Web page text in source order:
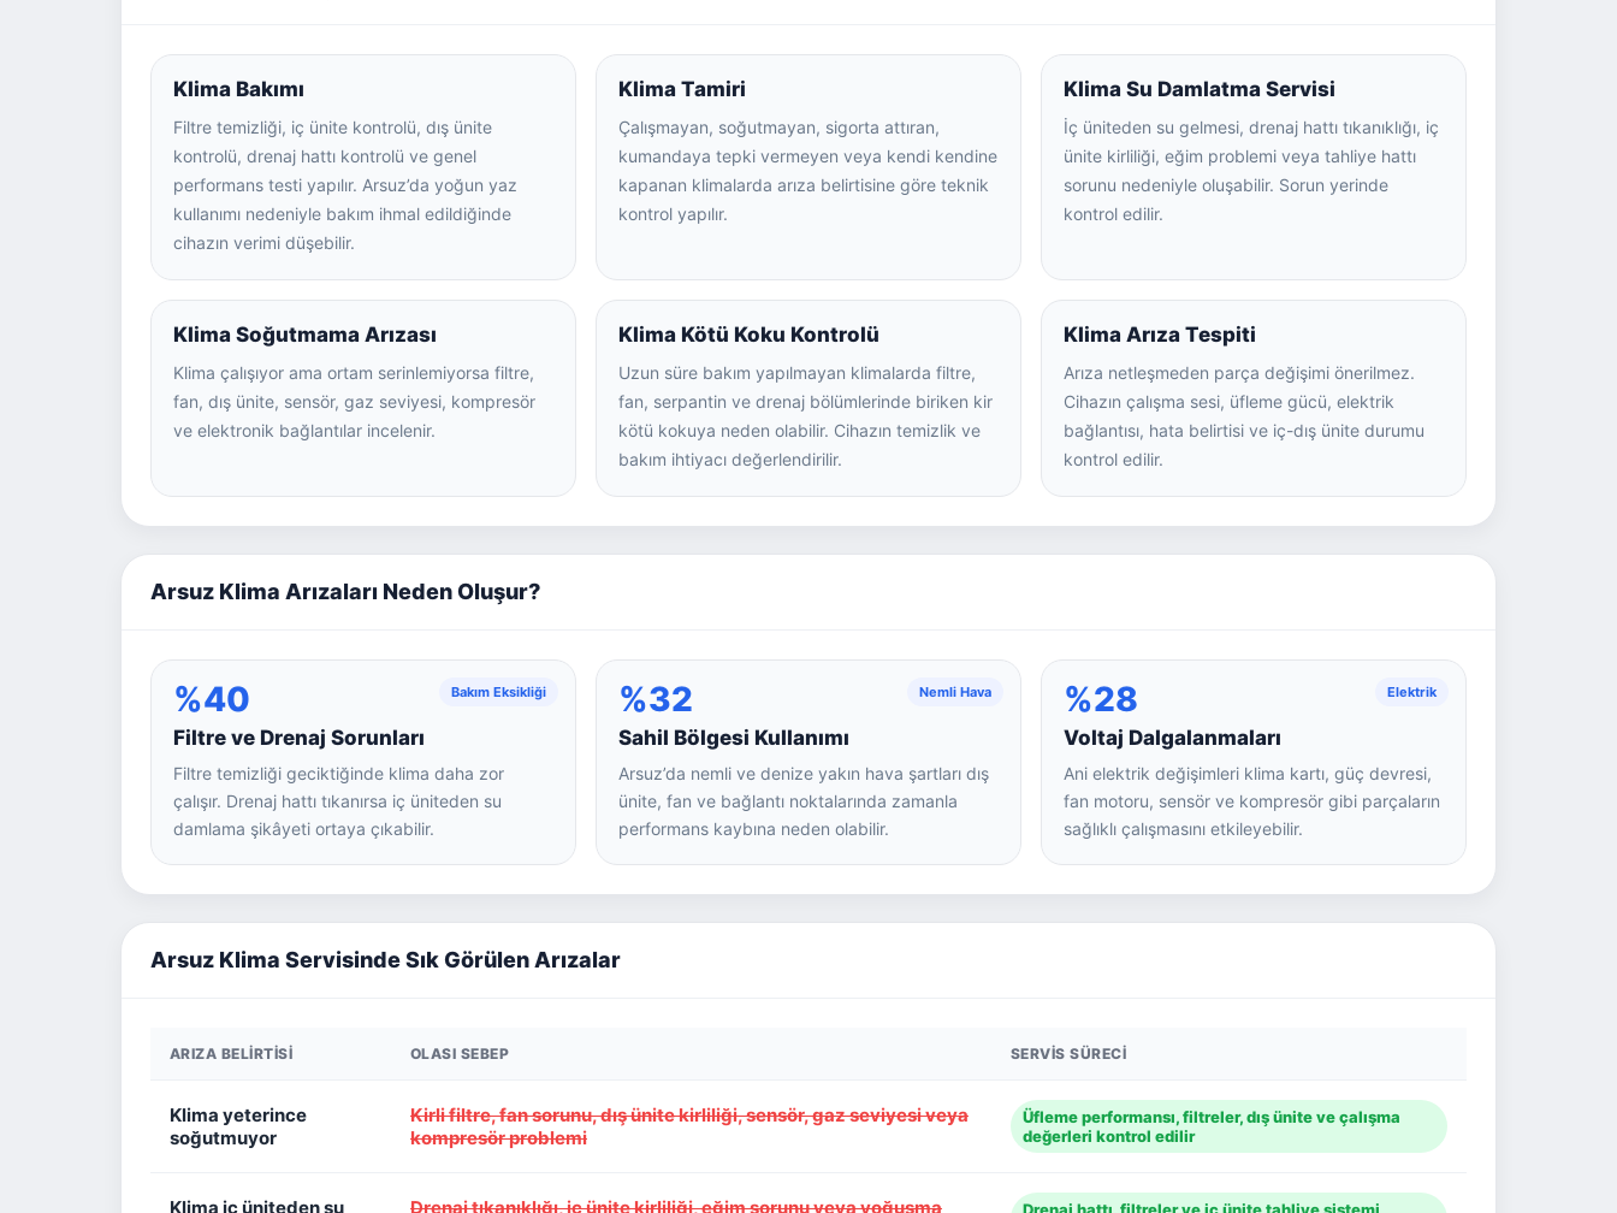
Klima Bakımı
Filtre temizliği, iç ünite kontrolü, dış ünite
kontrolü, drenaj hattı kontrolü ve genel
performans testi yapılır. Arsuz’da yoğun yaz
kullanımı nedeniyle bakım ihmal edildiğinde
cihazın verimi düşebilir.
Klima Tamiri
Çalışmayan, soğutmayan, sigorta attıran,
kumandaya tepki vermeyen veya kendi kendine
kapanan klimalarda arıza belirtisine göre teknik
kontrol yapılır.
Klima Su Damlatma Servisi
İç üniteden su gelmesi, drenaj hattı tıkanıklığı, iç
ünite kirliliği, eğim problemi veya tahliye hattı
sorunu nedeniyle oluşabilir. Sorun yerinde
kontrol edilir.
Klima Soğutmama Arızası
Klima çalışıyor ama ortam serinlemiyorsa filtre,
fan, dış ünite, sensör, gaz seviyesi, kompresör
ve elektronik bağlantılar incelenir.
Klima Kötü Koku Kontrolü
Uzun süre bakım yapılmayan klimalarda filtre,
fan, serpantin ve drenaj bölümlerinde biriken kir
kötü kokuya neden olabilir. Cihazın temizlik ve
bakım ihtiyacı değerlendirilir.
Klima Arıza Tespiti
Arıza netleşmeden parça değişimi önerilmez.
Cihazın çalışma sesi, üfleme gücü, elektrik
bağlantısı, hata belirtisi ve iç-dış ünite durumu
kontrol edilir.
Arsuz Klima Arızaları Neden Oluşur?
Bakım Eksikliği
%40
Filtre ve Drenaj Sorunları
Filtre temizliği geciktiğinde klima daha zor
çalışır. Drenaj hattı tıkanırsa iç üniteden su
damlama şikâyeti ortaya çıkabilir.
Nemli Hava
%32
Sahil Bölgesi Kullanımı
Arsuz’da nemli ve denize yakın hava şartları dış
ünite, fan ve bağlantı noktalarında zamanla
performans kaybına neden olabilir.
Elektrik
%28
Voltaj Dalgalanmaları
Ani elektrik değişimleri klima kartı, güç devresi,
fan motoru, sensör ve kompresör gibi parçaların
sağlıklı çalışmasını etkileyebilir.
Arsuz Klima Servisinde Sık Görülen Arızalar
ARIZA BELIRTISI OLASI SEBEP SERVIS SÜRECI
Klima yeterince
soğutmuyor
Kirli filtre, fan sorunu, dış ünite kirliliği, sensör, gaz seviyesi veya
kompresör problemi
Üfleme performansı, filtreler, dış ünite ve çalışma
değerleri kontrol edilir
Klima iç üniteden su
Drenaj tıkanıklığı, iç ünite kirliliği, eğim sorunu veya yoğuşma